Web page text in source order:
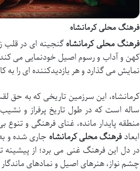
فرهنگ محلی کرمانشاه
فرهنگ محلی کرمانشاه گنجینه ای در قلب
کهن و آداب و رسوم اصیل خودنمایی می کند.
نمایش می گذارد و هر بازدیدکننده ای را
کرمانشاه، این سرزمین تاریخی که به حق
ساله است که در طول تاریخ پرفراز و
منطقه پایدار مانده، غنای فرهنگی و
ابعاد فرهنگ محلی کرمانشاه جاری شده و
در دل این فرهنگ غنی می برد؛ از
چشم نواز، هنرهای اصیل و نمادهای